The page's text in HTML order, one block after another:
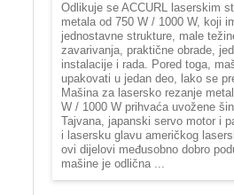
Odlikuje se ACCURL laserskim
metala od 750 W / 1000 W, koji
jednostavne strukture, male
zavarivanja, praktične obrade,
instalacije i rada. Pored toga,
upakovati u jedan deo, lako se
Mašina za lasersko rezanje
W / 1000 W prihvaća uvožene
Tajvana, japanski servo motor i
i lasersku glavu američkog
ovi dijelovi međusobno dobro
mašine je odlična ...